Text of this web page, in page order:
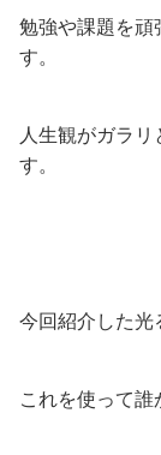
勉強や課題を頑
す。
人生観がガラ
す。
今回紹介した光
これを使って誰